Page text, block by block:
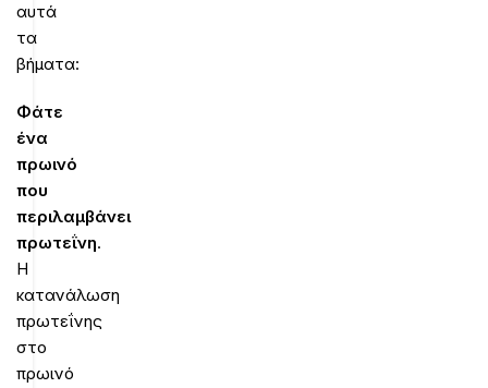
αυτά
τα
βήματα:
Φάτε
ένα
πρωινό
που
περιλαμβάνει
πρωτεΐνη.
Η
κατανάλωση
πρωτεΐνης
στο
πρωινό